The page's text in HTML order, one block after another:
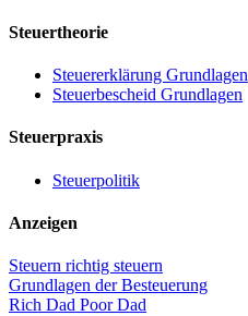
Steuertheorie
Steuererklärung Grundlagen
Steuerbescheid Grundlagen
Steuerpraxis
Steuerpolitik
Anzeigen
Steuern richtig steuern
Grundlagen der Besteuerung
Rich Dad Poor Dad